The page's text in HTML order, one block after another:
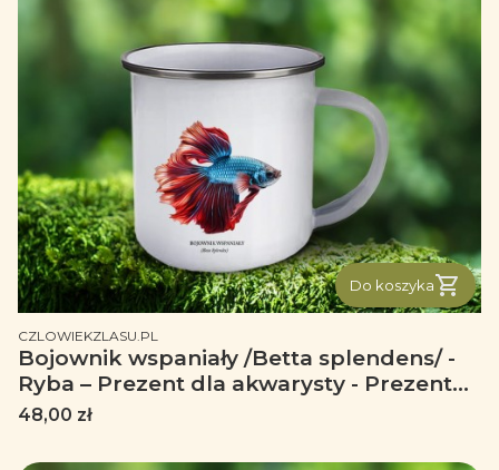
Do koszyka
PRODUCENT
CZLOWIEKZLASU.PL
Bojownik wspaniały /Betta splendens/ -
Ryba – Prezent dla akwarysty - Prezent
dla akwarystki - Akwarystyka - Kubek
Cena
48,00 zł